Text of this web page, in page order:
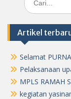
for:
Artikel
Selamat
Pelaksanaan
MPLS RAMAH
kegiatan